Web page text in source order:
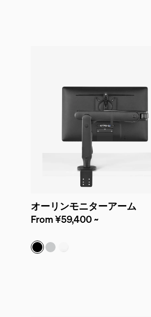
オーリンモニターアーム
From ¥59,400 ~
ブラックシルバー